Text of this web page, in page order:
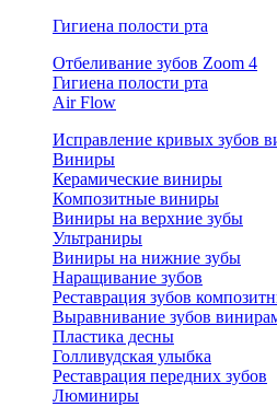
Гигиена полости рта
Отбеливание зубов Zoom 4
Гигиена полости рта
Air Flow
Исправление кривых зубов
Виниры
Керамические виниры
Композитные виниры
Виниры на верхние зубы
Ультраниры
Виниры на нижние зубы
Наращивание зубов
Реставрация зубов
Выравнивание зубов
Пластика десны
Голливудская улыбка
Реставрация передних зубов
Люминиры